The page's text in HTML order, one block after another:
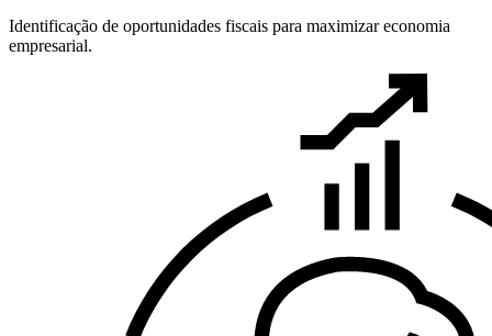
Identificação de oportunidades fiscais para maximizar economia
empresarial.